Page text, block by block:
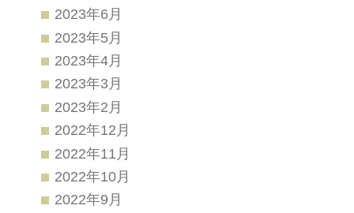
2023年6月
2023年5月
2023年4月
2023年3月
2023年2月
2022年12月
2022年11月
2022年10月
2022年9月